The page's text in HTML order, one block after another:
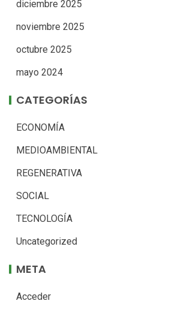
diciembre 2025
noviembre 2025
octubre 2025
mayo 2024
CATEGORÍAS
ECONOMÍA
MEDIOAMBIENTAL
REGENERATIVA
SOCIAL
TECNOLOGÍA
Uncategorized
META
Acceder